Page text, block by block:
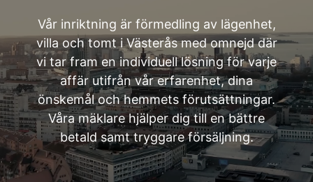
Vår inriktning är förmedling av lägenhet,
villa och tomt i Västerås med omnejd där
vi tar fram en individuell lösning för varje
affär utifrån vår erfarenhet, dina
önskemål och hemmets förutsättningar.
Våra mäklare hjälper dig till en bättre
betald samt tryggare försäljning.